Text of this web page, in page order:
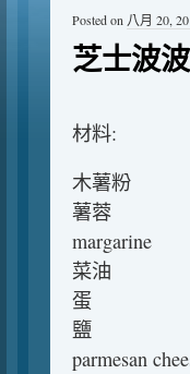
芝士波波
Posted on 八月 20,
材料:
木薯
薯
菜油
蛋
鹽
parmesan